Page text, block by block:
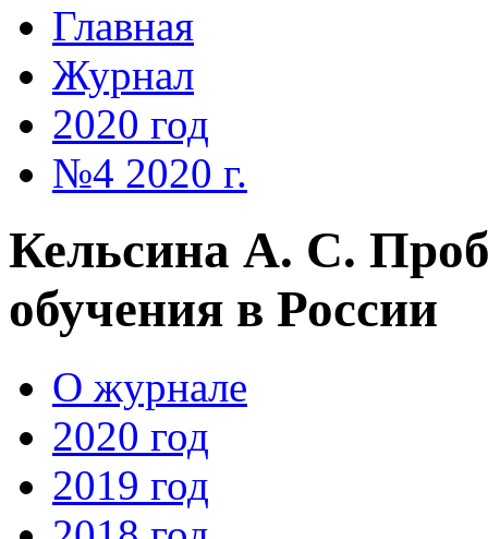
Главная
Журнал
2020 год
№4 2020 г.
Кельсина А. С.
обучения в России
О журнале
2020 год
2019 год